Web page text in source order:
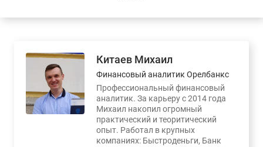
Китаев Михаил
Финансовый аналитик Орелбанкс
Профессиональный финансовый
аналитик. За карьеру с 2014 года
Михаил накопил огромный
практический и теоритический
опыт. Работал в крупных
компаниях: Быстроденьги, Банк